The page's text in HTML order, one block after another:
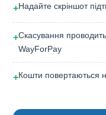
+Надайте скріншот
+Скасування
WayForPay
+Кошти повертаються